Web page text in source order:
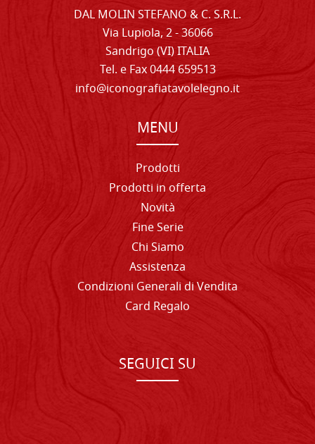
DAL MOLIN STEFANO & C. S.R.L.
Via Lupiola, 2 - 36066
Sandrigo (VI) ITALIA
Tel. e Fax 0444 659513
info@iconografiatavolelegno.it
MENU
Prodotti
Prodotti in offerta
Novità
Fine Serie
Chi Siamo
Assistenza
Condizioni Generali di Vendita
Card Regalo
SEGUICI SU